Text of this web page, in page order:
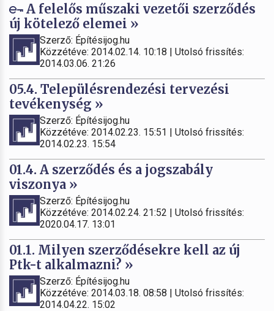
A felelős műszaki vezetői szerződés
új kötelező elemei »
Szerző: Építésijog.hu
Közzétéve: 2014.02.14. 10:18 | Utolsó frissítés:
2014.03.06. 21:26
05.4. Településrendezési tervezési
tevékenység »
Szerző: Építésijog.hu
Közzétéve: 2014.02.23. 15:51 | Utolsó frissítés:
2014.02.23. 15:54
01.4. A szerződés és a jogszabály
viszonya »
Szerző: Építésijog.hu
Közzétéve: 2014.02.24. 21:52 | Utolsó frissítés:
2020.04.17. 13:01
01.1. Milyen szerződésekre kell az új
Ptk-t alkalmazni? »
Szerző: Építésijog.hu
Közzétéve: 2014.03.18. 08:58 | Utolsó frissítés:
2014.04.22. 15:02